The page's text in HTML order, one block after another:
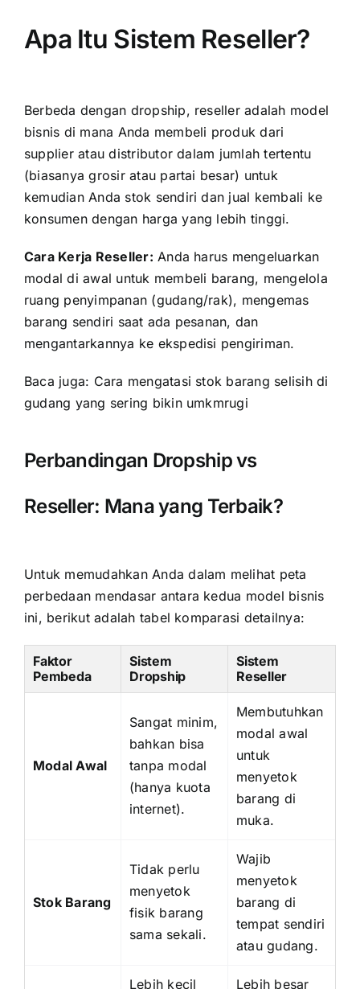
Apa Itu Sistem Reseller?
Berbeda dengan dropship, reseller adalah model
bisnis di mana Anda membeli produk dari
supplier atau distributor dalam jumlah tertentu
(biasanya grosir atau partai besar) untuk
kemudian Anda stok sendiri dan jual kembali ke
konsumen dengan harga yang lebih tinggi.
Cara Kerja Reseller: Anda harus mengeluarkan
modal di awal untuk membeli barang, mengelola
ruang penyimpanan (gudang/rak), mengemas
barang sendiri saat ada pesanan, dan
mengantarkannya ke ekspedisi pengiriman.
Baca juga: Cara mengatasi stok barang selisih di
gudang yang sering bikin umkmrugi
Perbandingan Dropship vs
Reseller: Mana yang Terbaik?
Untuk memudahkan Anda dalam melihat peta
perbedaan mendasar antara kedua model bisnis
ini, berikut adalah tabel komparasi detailnya:
Faktor
Pembeda
Sistem
Dropship
Sistem
Reseller
Modal Awal
Sangat minim,
bahkan bisa
tanpa modal
(hanya kuota
internet).
Membutuhkan
modal awal
untuk
menyetok
barang di
muka.
Stok Barang
Tidak perlu
menyetok
fisik barang
sama sekali.
Wajib
menyetok
barang di
tempat sendiri
atau gudang.
Lebih kecil Lebih besar